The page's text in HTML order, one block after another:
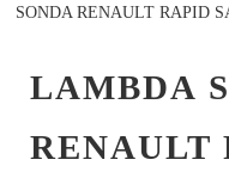
SONDA RENAULT RAPID
LAMBDA
RENAULT